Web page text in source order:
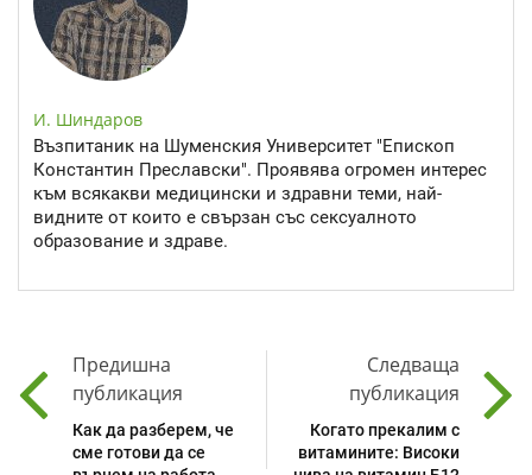
И. Шиндаров
Възпитаник на Шуменския Университет "Епископ
Константин Преславски". Проявява огромен интерес
към всякакви медицински и здравни теми, най-
видните от които е свързан със сексуалното
образование и здраве.
Предишна
публикация
Как да разберем, че
сме готови да се
Следваща
публикация
Когато прекалим с
витамините: Високи